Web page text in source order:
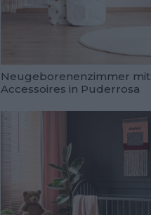
Neugeborenenzimmer mit
Accessoires in Puderrosa